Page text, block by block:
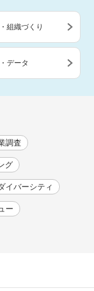
組織づくり
データ
調査
グ
イバーシティ
ー